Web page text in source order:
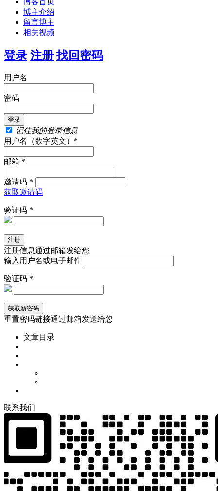
博客首页
博主介绍
留言博主
相关视频
登录 注册 找回密码
用户名
密码
记住我的登录信息
用户名（数字英文）*
邮箱 *
邀请码 *
获取邀请码
验证码 *
注册信息通过邮箱发给您
输入用户名或电子邮件
验证码 *
重置密码链接通过邮箱发送给您
文章目录
联系我们